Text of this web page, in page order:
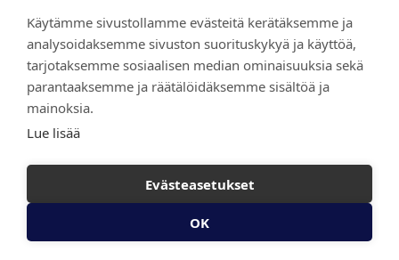
Käytämme sivustollamme evästeitä kerätäksemme ja
analysoidaksemme sivuston suorituskykyä ja käyttöä,
tarjotaksemme sosiaalisen median ominaisuuksia sekä
parantaaksemme ja räätälöidäksemme sisältöä ja
mainoksia.
Lue lisää
Evästeasetukset
OK
Maksaminen ja toimitukset
Palautukset
Yhteystiedot
© 2026 Aihki Design | Ota yhteyttä